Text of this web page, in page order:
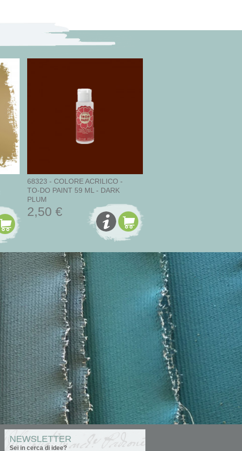
68323 - COLORE ACRILICO -
TO-DO PAINT 59 ML - DARK
PLUM
2,50 €
NEWSLETTER
Sei in cerca di idee?